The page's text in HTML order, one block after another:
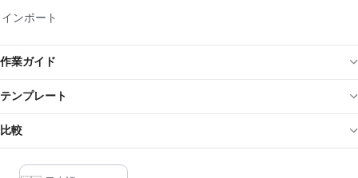
インポート
作業ガイド
テンプレート
比較